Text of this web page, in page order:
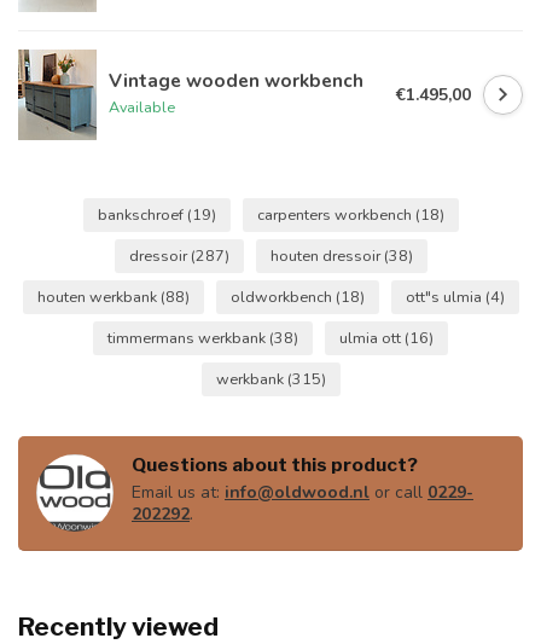
Vintage wooden workbench
Available
€1.495,00
bankschroef (19) carpenters workbench (18)
dressoir(287) houten dressoir(38)
houten werkbank (88) oldworkbench (18) ott"s ulmia (4)
timmermans werkbank (38) ulmia ott (16)
werkbank (315)
Questions about this product?
Email us at: info@oldwood.nl or call 0229-
202292.
Recently viewed